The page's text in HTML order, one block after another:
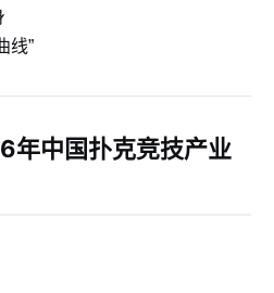
线”
年中国扑克竞技产业